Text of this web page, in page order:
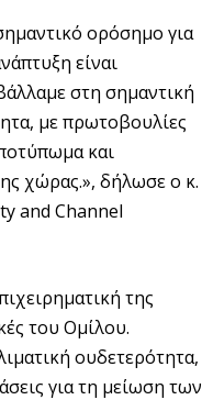
ορόσημο για
είναι
στη σημαντική
με πρωτοβουλίες
και
χώρας.», δήλωσε ο κ.
and Channel
της
του Ομίλου.
ουδετερότητα,
για τη μείωση των